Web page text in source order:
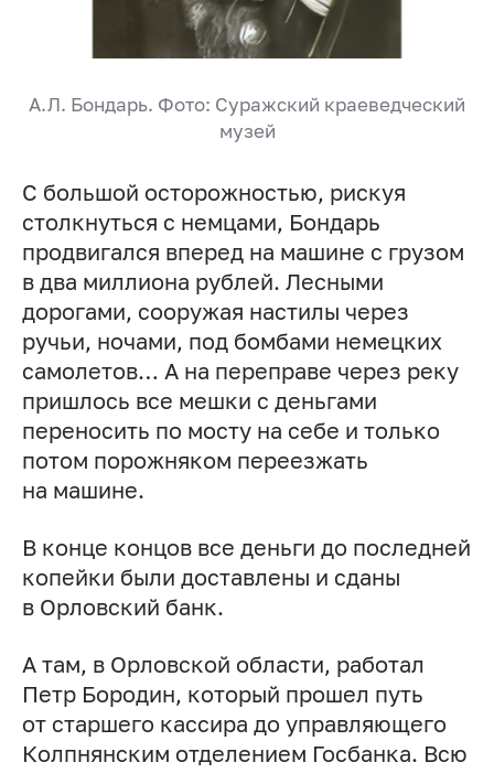
А.Л. Бондарь. Фото: Суражский краеведческий
музей
С большой осторожностью, рискуя
столкнуться с немцами, Бондарь
продвигался вперед на машине с грузом
в два миллиона рублей. Лесными
дорогами, сооружая настилы через
ручьи, ночами, под бомбами немецких
самолетов… А на переправе через реку
пришлось все мешки с деньгами
переносить по мосту на себе и только
потом порожняком переезжать
на машине.
В конце концов все деньги до последней
копейки были доставлены и сданы
в Орловский банк.
А там, в Орловской области, работал
Петр Бородин, который прошел путь
от старшего кассира до управляющего
Колпнянским отделением Госбанка. Всю